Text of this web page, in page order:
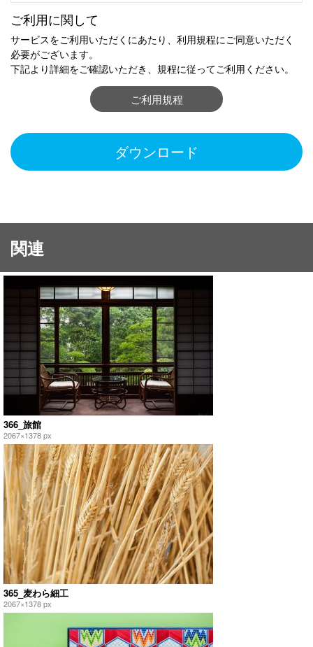
ご利用に関して
サービスをご利用いただくにあたり、利用規程にご同意いただく
必要がございます。
下記より詳細をご確認いただき、規程に従ってご利用ください。
ご利用規程
ダウンロード
関連
366_旅館
2067×1378 px
365_麦わら細工
2067×1378 px